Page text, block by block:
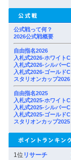
公式戦って何？
2026公式戦概要
自由指名2026
入札式2026-ホワイトC
入札式2026-シルバーC
入札式2026-ゴールドC
スタリオンカップ2026
自由指名2025
入札式2025-ホワイトC
入札式2025-シルバーC
入札式2025-ゴールドC
スタリオンカップ2025
1位 リサーチ